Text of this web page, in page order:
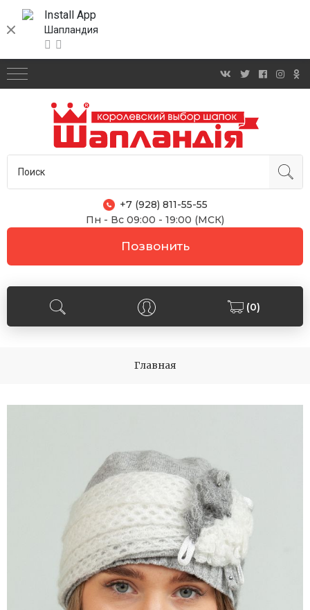
Install App
Шапландия
+7 (928) 811-55-55
Пн - Вс 09:00 - 19:00 (МСК)
Позвонить
(0)
Главная